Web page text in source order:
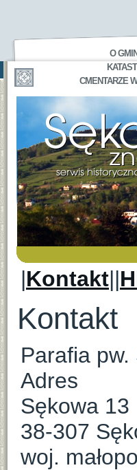
O
CMENTARZE
|Kontakt||
Kontakt
Parafia
Adres
Sękowa 13
38-307
woj.